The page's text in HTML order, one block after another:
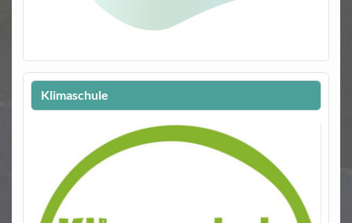
Klimaschule